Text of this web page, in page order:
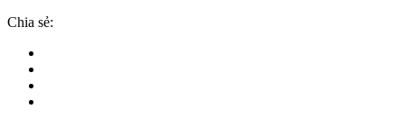
Chia sẻ: